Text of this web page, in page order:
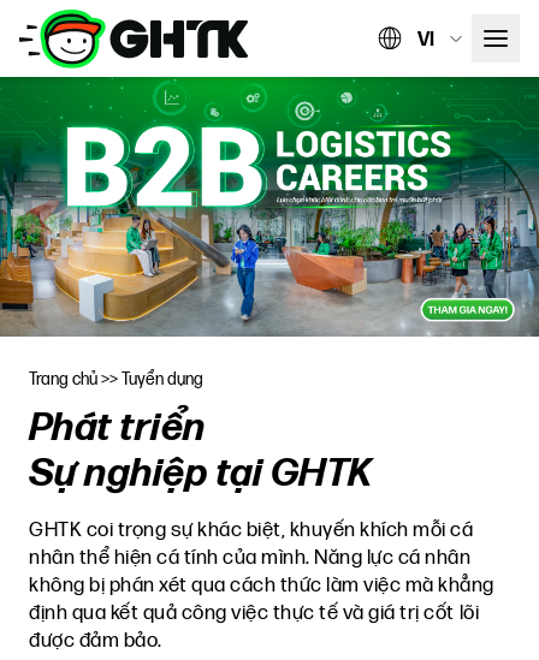
VI
Trang chủ>>Tuyển dụng
Phát triển
Sự nghiệp tại GHTK
GHTK coi trọng sự khác biệt, khuyến khích mỗi cá
nhân thể hiện cá tính của mình. Năng lực cá nhân
không bị phán xét qua cách thức làm việc mà khẳng
định qua kết quả công việc thực tế và giá trị cốt lõi
được đảm bảo.